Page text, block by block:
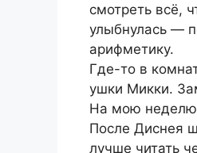
смотреть всё,
улыбнулась —
арифметику.
Где-то в
ушки Микки.
На мою неделю
После Диснея
лучше читать